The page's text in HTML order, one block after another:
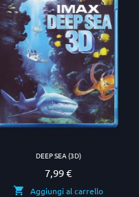
DEEP SEA (3D)
Prezzo
7,99 €
Aggiungi al carrello